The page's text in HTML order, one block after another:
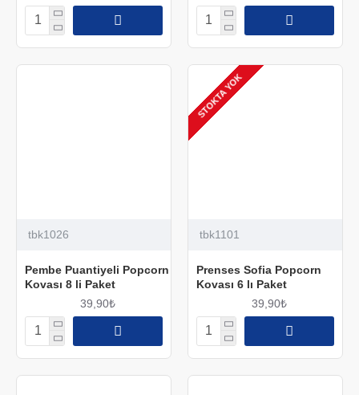
tbk1026
Pembe Puantiyeli Popcorn
Kovası 8 li Paket
39,90₺
STOKTA YOK
tbk1101
Prenses Sofia Popcorn
Kovası 6 lı Paket
39,90₺